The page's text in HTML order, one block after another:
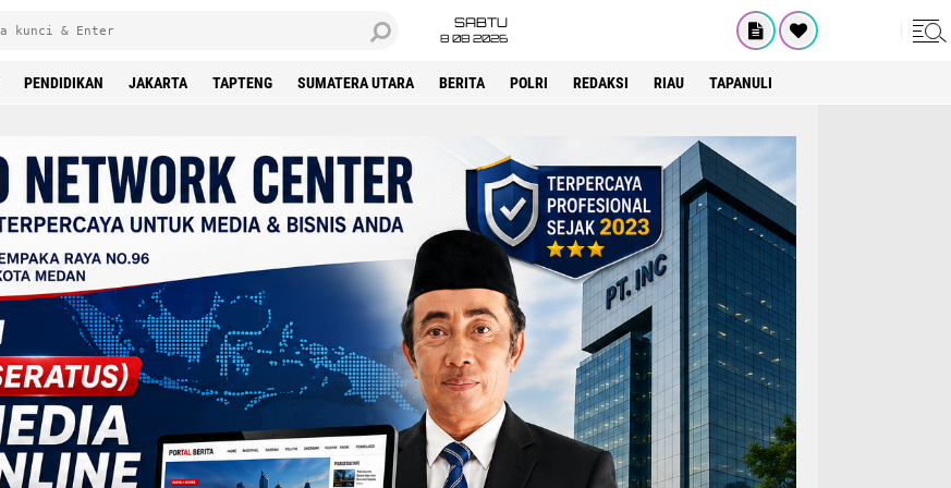
SABTU
8 08 2026
PENDIDIKAN JAKARTA TAPTENG SUMATERA UTARA BERITA POLRI REDAKSI RIAU TAPANULI